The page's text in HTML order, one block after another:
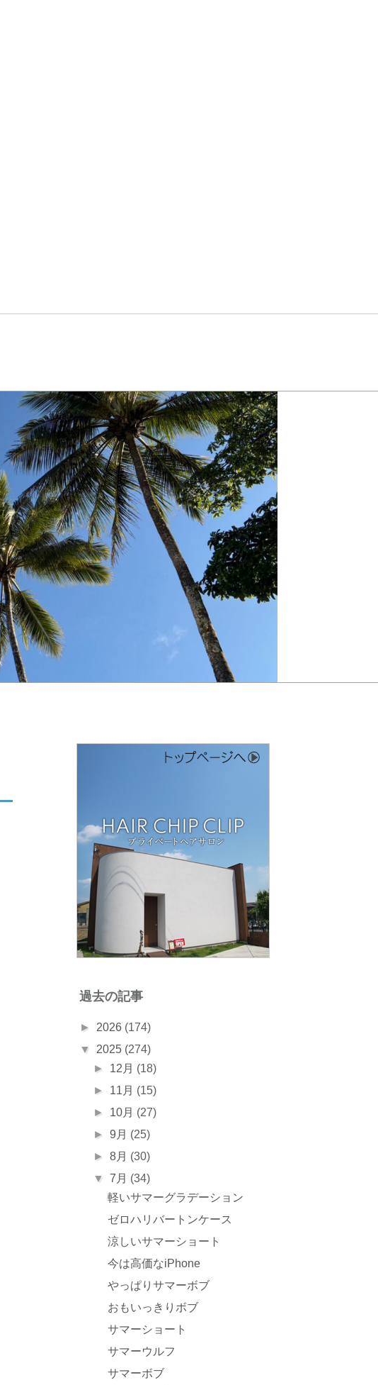
過去の記事
► 2026 (174)
▼ 2025 (274)
► 12月 (18)
► 11月 (15)
► 10月 (27)
►9月 (25)
►8月 (30)
▼7月 (34)
軽いサマーグラデーション
ゼロハリバートンケース
涼しいサマーショート
今は高価なiPhone
やっぱりサマーボブ
おもいっきりボブ
サマーショート
サマーウルフ
サマーボブ